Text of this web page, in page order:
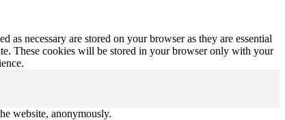
necessary are stored on your browser as they are essential
These cookies will be stored in your browser only with your
website, anonymously.